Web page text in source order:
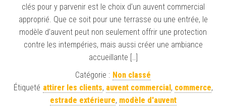
clés pour y parvenir est le choix d’un auvent commercial
approprié. Que ce soit pour une terrasse ou une entrée, le
modèle d’auvent peut non seulement offrir une protection
contre les intempéries, mais aussi créer une ambiance
accueillante […]
Catégorie : Non classé
Étiqueté attirer les clients, auvent commercial , commerce,
estrade extérieure, modèle d'auvent